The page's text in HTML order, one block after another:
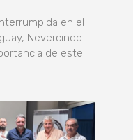
en el
Nevercindo
de este